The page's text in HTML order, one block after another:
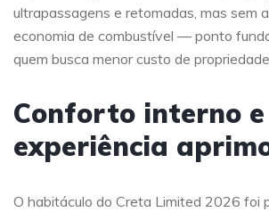
ultrapassagens e retomadas, mas sem
economia de combustível — ponto
quem busca menor custo de
Conforto interno e
experiência
O habitáculo do Creta Limited 2026 foi